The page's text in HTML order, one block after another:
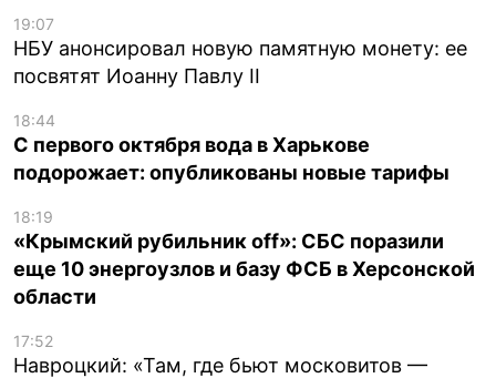
19:07
НБУ анонсировал новую памятную монету: ее
посвятят Иоанну Павлу II
18:44
С первого октября вода в Харькове
подорожает: опубликованы новые тарифы
18:19
«Крымский рубильник off»: СБС поразили
еще 10 энергоузлов и базу ФСБ в Херсонской
области
17:52
Навроцкий: «Там, где бьют московитов —